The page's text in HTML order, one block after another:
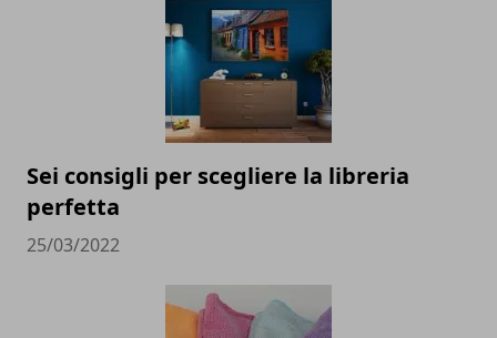
Sei consigli per scegliere la libreria
perfetta
25/03/2022